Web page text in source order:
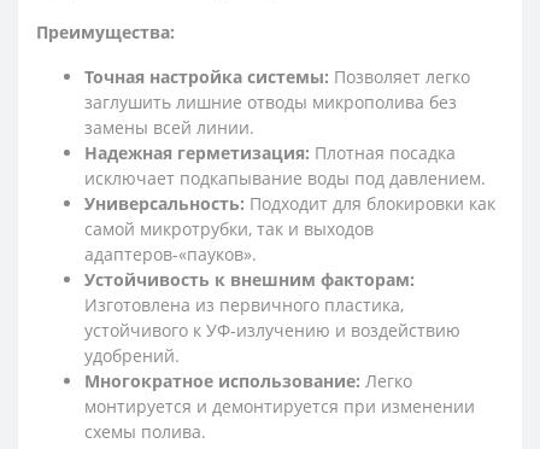
Преимущества:
Точная настройка системы: Позволяет легко
заглушить лишние отводы микрополива без
замены всей линии.
Надежная герметизация: Плотная посадка
исключает подкапывание воды под давлением.
Универсальность: Подходит для блокировки как
самой микротрубки, так и выходов
адаптеров-«пауков».
Устойчивость к внешним факторам:
Изготовлена из первичного пластика,
устойчивого к УФ-излучению и воздействию
удобрений.
Многократное использование: Легко
монтируется и демонтируется при изменении
схемы полива.